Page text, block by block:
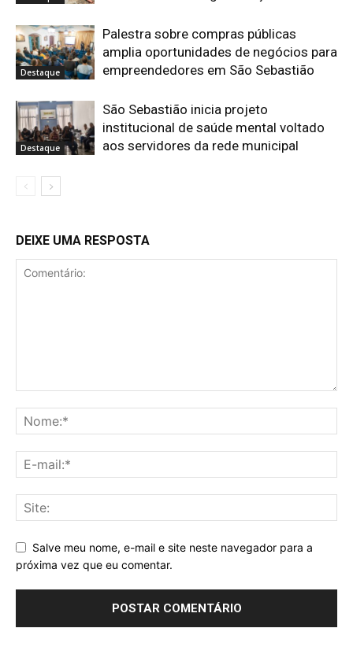
Destaque
Palestra sobre compras públicas
amplia oportunidades de negócios para
empreendedores em São Sebastião
Destaque
São Sebastião inicia projeto
institucional de saúde mental voltado
aos servidores da rede municipal
DEIXE UMA RESPOSTA
Salve meu nome, e-mail e site neste navegador para a
próxima vez que eu comentar.